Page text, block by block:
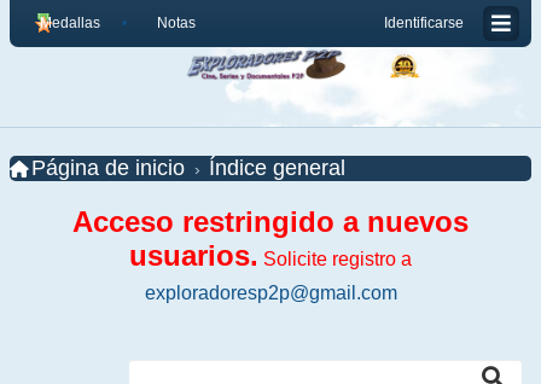
Identificarse
Medallas Notas
Página de inicio Índice general
Acceso restringido a nuevos
usuarios. Solicite registro a
exploradoresp2p@gmail.com